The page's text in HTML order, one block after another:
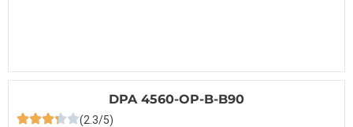
DPA 4560-OP-B-B90
(2.3/5)